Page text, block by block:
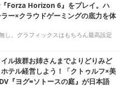
Forza Horizon 6』をプレイ。ハ
ー×クラウドゲーミングの底力を体
し。グラフィックスはもちろん最高設定
ル抜群お姉さんまでよりどりみど
テル経営しよう！「クトゥルフ×美
『ヨグ=ソトースの庭』が日本語